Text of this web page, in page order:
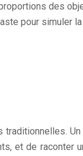
des
pour simuler
et de